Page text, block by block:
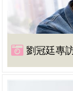
劉冠廷專